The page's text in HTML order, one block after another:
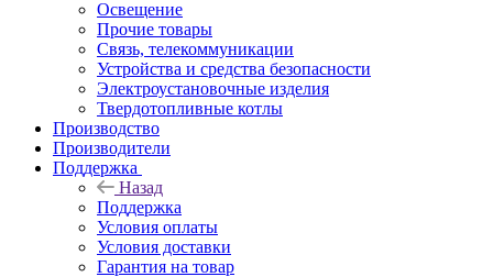
Освещение
Прочие товары
Связь, телекоммуникации
Устройства и средства безопасности
Электроустановочные изделия
Твердотопливные котлы
Производство
Производители
Поддержка
Назад
Поддержка
Условия оплаты
Условия доставки
Гарантия на товар